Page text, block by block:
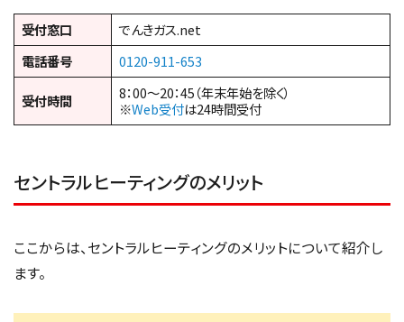
受付窓口
でんきガス.net
電話番号
0120-911-653
受付時間
8：00～20：45（年末年始を除く）
※Web受付は24時間受付
セントラルヒーティングのメリット
ここからは、セントラルヒーティングのメリットについて紹介し
ます。